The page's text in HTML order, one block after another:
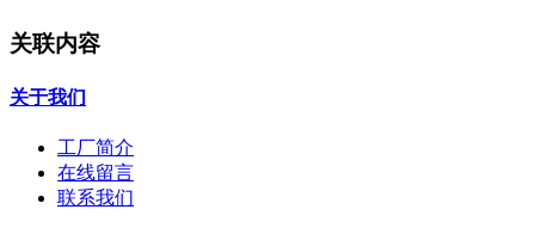
关联内容
关于我们
工厂简介
在线留言
联系我们